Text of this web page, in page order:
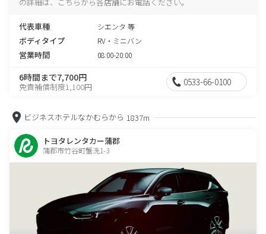
代表車種 シエンタ 等
ボディタイプ RV・ミニバン
営業時間 08:00-20:00
6時間まで7,700円
免責補償制度1,100円 0533-66-0100
ビジネスホテルなかむらから 1837m
トヨタレンタカー蒲郡
蒲郡市竹谷町蟹洗1-3